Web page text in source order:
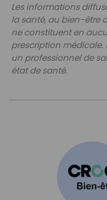
Les informations
la santé, au bien-être
ne constituent en
prescription médicale.
un professionnel de
état de santé.